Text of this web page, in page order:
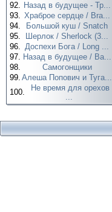
92. Назад в будущее - Тр...
93. Храброе сердце / Bra...
94.
Большой куш / Snatch
95.
Шерлок / Sherlock (3...
96. Доспехи Бога / Long ...
97. Назад в будущее / Ba...
98.
Самогонщики
99. Алеша Попович и Туга...
100.
Не время для орехов
...